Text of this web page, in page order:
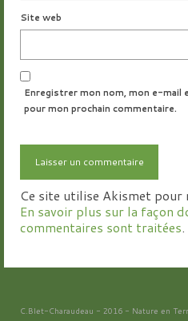
Site web
Enregistrer mon nom, mon e-mail
pour mon prochain commentaire.
Ce site utilise Akismet pour
En savoir plus sur la façon
commentaires sont traitées
C.Blet-Charaudeau - 2016 - Nature en